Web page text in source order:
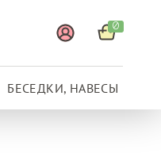
0
БЕСЕДКИ, НАВЕСЫ